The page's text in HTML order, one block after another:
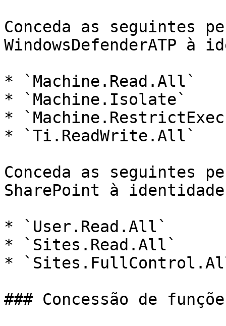
Conceda as seguintes
WindowsDefenderATP à
* `Machine.Read.All`
* `Machine.Isolate`
*
* `Ti.ReadWrite.All`
Conceda as seguintes
SharePoint à
* `User.Read.All`
* `Sites.Read.All`
*
### Concessão de